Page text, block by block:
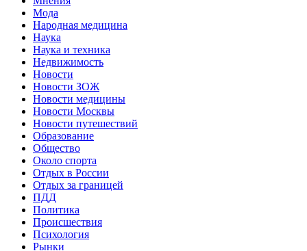
Мода
Народная медицина
Наука
Наука и техника
Недвижимость
Новости
Новости ЗОЖ
Новости медицины
Новости Москвы
Новости путешествий
Образование
Общество
Около спорта
Отдых в России
Отдых за границей
ПДД
Политика
Происшествия
Психология
Рынки